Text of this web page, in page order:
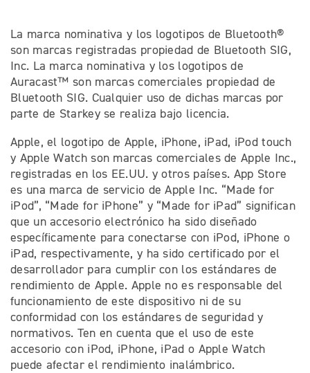
La marca nominativa y los logotipos de Bluetooth®
son marcas registradas propiedad de Bluetooth SIG,
Inc. La marca nominativa y los logotipos de
Auracast™ son marcas comerciales propiedad de
Bluetooth SIG. Cualquier uso de dichas marcas por
parte de Starkey se realiza bajo licencia.
Apple, el logotipo de Apple, iPhone, iPad, iPod touch
y Apple Watch son marcas comerciales de Apple Inc.,
registradas en los EE.UU. y otros países. App Store
es una marca de servicio de Apple Inc. “Made for
iPod”, “Made for iPhone” y “Made for iPad” significan
que un accesorio electrónico ha sido diseñado
específicamente para conectarse con iPod, iPhone o
iPad, respectivamente, y ha sido certificado por el
desarrollador para cumplir con los estándares de
rendimiento de Apple. Apple no es responsable del
funcionamiento de este dispositivo ni de su
conformidad con los estándares de seguridad y
normativos. Ten en cuenta que el uso de este
accesorio con iPod, iPhone, iPad o Apple Watch
puede afectar el rendimiento inalámbrico.